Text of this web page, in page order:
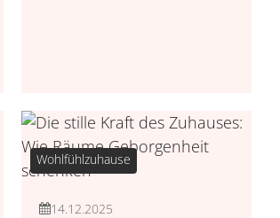
Urban Gardening,
Gesundheit
Work Life Balance,
Wohlfühlzuhause
14.12.2025